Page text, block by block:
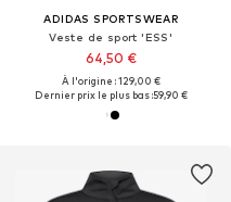
ADIDAS SPORTSWEAR
Veste de sport 'ESS'
64,50 €
À l'origine : 129,00 €
Dernier prix le plus bas :59,90 €